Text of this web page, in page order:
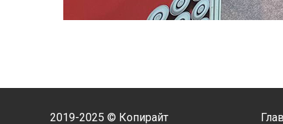
2019-2025 © Копирайт